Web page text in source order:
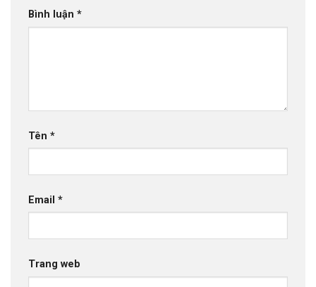
Bình luận *
Tên *
Email *
Trang web